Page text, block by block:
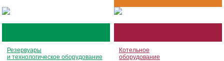
Резервуары
и технологическое оборудование
Котельное
оборудование